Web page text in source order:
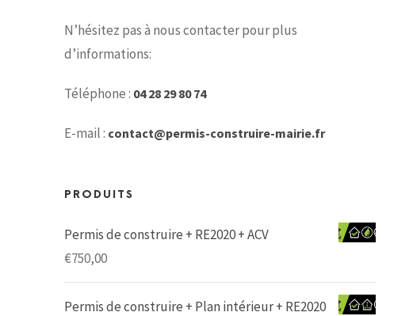
N’hésitez pas à nous contacter pour plus
d’informations:
Téléphone : 04 28 29 80 74
E-mail : contact@permis-construire-mairie.fr
PRODUITS
Permis de construire + RE2020 + ACV
€750,00
Permis de construire + Plan intérieur + RE2020